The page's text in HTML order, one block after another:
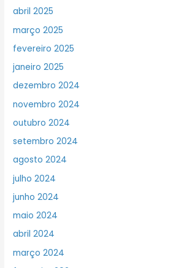
abril 2025
março 2025
fevereiro 2025
janeiro 2025
dezembro 2024
novembro 2024
outubro 2024
setembro 2024
agosto 2024
julho 2024
junho 2024
maio 2024
abril 2024
março 2024